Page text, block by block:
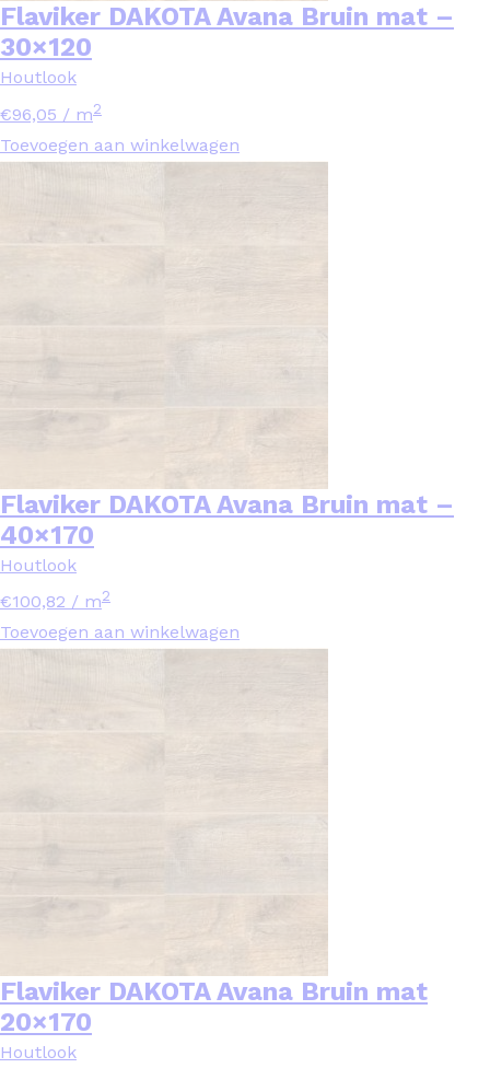
Flaviker DAKOTA Avana Bruin mat –
30×120
Houtlook
€96,05 / m2
Toevoegen aan winkelwagen
Flaviker DAKOTA Avana Bruin mat –
40×170
Houtlook
€100,82 / m2
Toevoegen aan winkelwagen
Flaviker DAKOTA Avana Bruin mat
20×170
Houtlook